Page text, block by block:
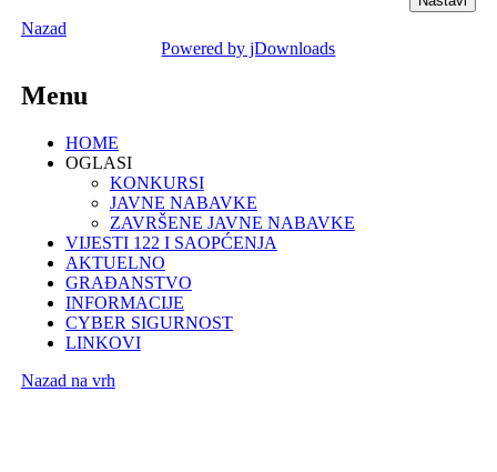
Nazad
Powered by jDownloads
Menu
HOME
OGLASI
KONKURSI
JAVNE NABAVKE
ZAVRŠENE JAVNE NABAVKE
VIJESTI 122 I SAOPĆENJA
AKTUELNO
GRAĐANSTVO
INFORMACIJE
CYBER SIGURNOST
LINKOVI
Nazad na vrh